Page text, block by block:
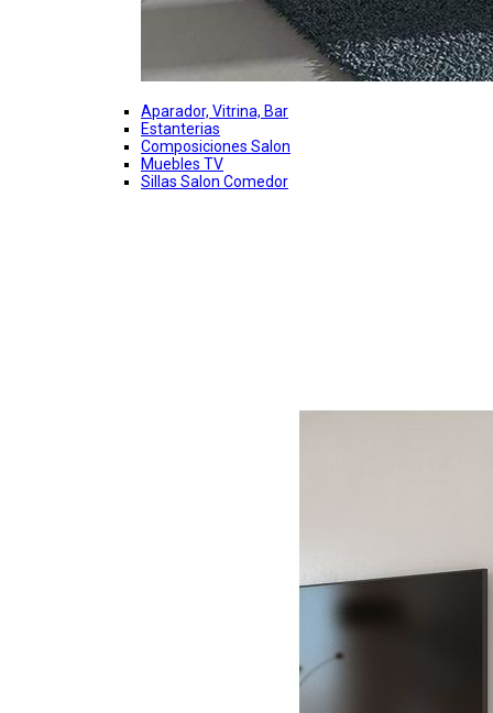
Aparador, Vitrina, Bar
Estanterias
Composiciones Salon
Muebles TV
Sillas Salon Comedor